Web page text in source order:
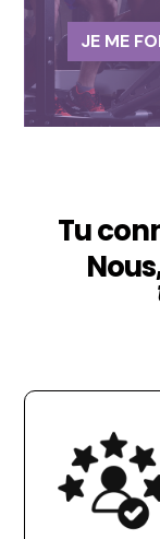
JE ME
Tu